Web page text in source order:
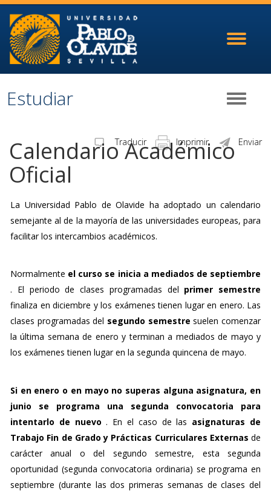
Toggle
Toggle
Estudiar
Enviar
Imprimir
Traducir
Calendario Académico
Oficial
La Universidad Pablo de Olavide ha adoptado un calendario
semejante al de la mayoría de las universidades europeas, para
facilitar los intercambios académicos.
Normalmente el curso se inicia a mediados de septiembre
. El periodo de clases programadas del primer semestre
finaliza en diciembre y los exámenes tienen lugar en enero. Las
clases programadas del segundo semestresuelen comenzar
la última semana de enero y terminan a mediados de mayo y
los exámenes tienen lugar en la segunda quincena de mayo.
Si en enero o en mayo no superas alguna asignatura, en
junio se programa una segunda convocatoria para
intentarlo de nuevo . En el caso de las asignaturas de
Trabajo Fin de Grado y Prácticas Curriculares Externas de
carácter anual o del segundo semestre, esta segunda
oportunidad (segunda convocatoria ordinaria) se programa en
septiembre (durante las dos primeras semanas de clases del